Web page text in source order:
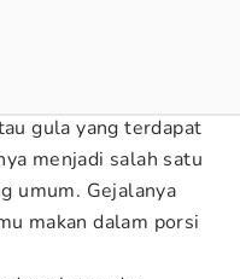
gula yang terdapat
menjadi salah satu
umum. Gejalanya
makan dalam porsi